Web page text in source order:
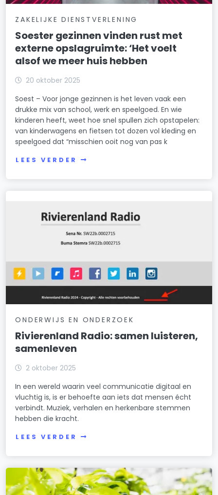
ZAKELIJKE DIENSTVERLENING
Soester gezinnen vinden rust met
externe opslagruimte: ‘Het voelt
alsof we meer huis hebben
20 oktober 2025
Soest – Voor jonge gezinnen is het leven vaak een
drukke mix van school, werk en speelgoed. En wie
kinderen heeft, weet hoe snel spullen zich opstapelen:
van kinderwagens en fietsen tot dozen vol kleding en
speelgoed dat “misschien ooit nog van pas k
LEES VERDER
ONDERWIJS EN ONDERZOEK
Rivierenland Radio: samen luisteren,
samenleven
2 oktober 2025
In een wereld waarin veel communicatie digitaal en
vluchtig is, is er behoefte aan iets dat mensen écht
verbindt. Muziek, verhalen en herkenbare stemmen
hebben die kracht.
LEES VERDER